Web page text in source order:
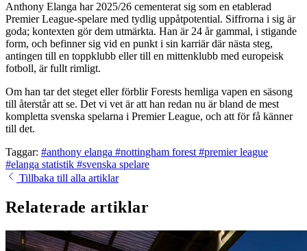
Anthony Elanga har 2025/26 cementerat sig som en etablerad
Premier League-spelare med tydlig uppåtpotential. Siffrorna i sig är
goda; kontexten gör dem utmärkta. Han är 24 år gammal, i stigande
form, och befinner sig vid en punkt i sin karriär där nästa steg,
antingen till en toppklubb eller till en mittenklubb med europeisk
fotboll, är fullt rimligt.
Om han tar det steget eller förblir Forests hemliga vapen en säsong
till återstår att se. Det vi vet är att han redan nu är bland de mest
kompletta svenska spelarna i Premier League, och att för få känner
till det.
Taggar: #anthony elanga #nottingham forest #premier league
#elanga statistik #svenska spelare
Tillbaka till alla artiklar
Relaterade artiklar